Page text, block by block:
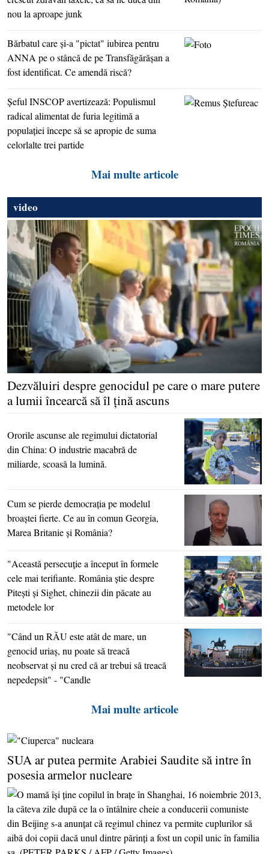
video
Dezvăluiri despre genocidul pe care o mare putere
a lumii încearcă să îl ţină ascuns
Ororile ascunse ale regimului dictatorial
din China: O industrie macabră de
miliarde, scoasă la lumină.
Cum se pierde democraţia pe modelul
broaştei fierte. Ce au în comun Georgia,
Marea Britanie şi România?
"Această persecuţie a început în formele
cele mai terifiante. România ştie despre
Piteşti şi Sighet, chinezii din păcate au
metodele lor
"Când un RĂU este atât de mare, un
genocid uriaş, nu poate să treacă
neobservat şi nu cred că ar trebui să treacă
nepedepsit" - "Candle
Mai multe articole
nou la aproape junk
Bărbatul care şi-a "pictat" iubirea pentru
ANNA pe o stâncă de pe Transfăgărăşan a
fost identificat. Ce amendă riscă?
Şeful INSCOP avertizează: Populismul
radical alimentat de furia legitimă a
populaţiei începe să se apropie de suma
celorlalte trei partide
Mai multe articole
SUA ar putea permite Arabiei Saudite să intre în
posesia armelor nucleare